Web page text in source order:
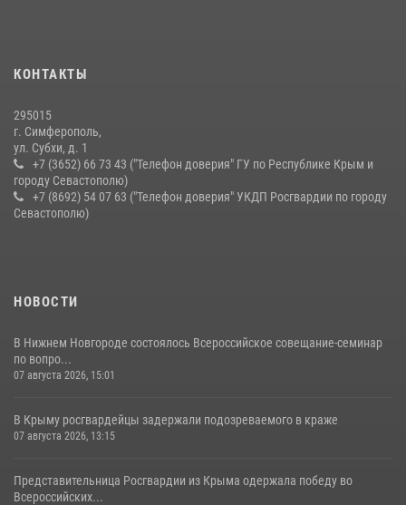
КОНТАКТЫ
295015
г. Симферополь,
ул. Субхи, д. 1
+7 (3652) 66 73 43 ("Телефон доверия" ГУ по Республике Крым и
городу Севастополю)
+7 (8692) 54 07 63 ("Телефон доверия" УКДП Росгвардии по городу
Севастополю)
НОВОСТИ
В Нижнем Новгороде состоялось Всероссийское совещание-семинар
по вопро...
07 августа 2026, 15:01
В Крыму росгвардейцы задержали подозреваемого в краже
07 августа 2026, 13:15
Представительница Росгвардии из Крыма одержала победу во
Всероссийских...